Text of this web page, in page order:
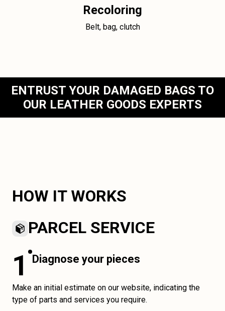
Recoloring
Belt, bag, clutch
ENTRUST YOUR DAMAGED BAGS TO
OUR LEATHER GOODS EXPERTS
HOW IT WORKS
PARCEL SERVICE
1 Diagnose your pieces
Make an initial estimate on our website, indicating the
type of parts and services you require.